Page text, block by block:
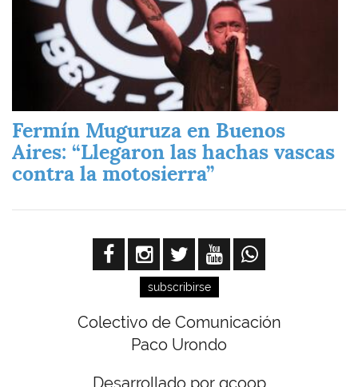
Fermín Muguruza en Buenos
Aires: “Llegaron las hachas vascas
contra la motosierra”
subscribirse
Colectivo de Comunicación
Paco Urondo